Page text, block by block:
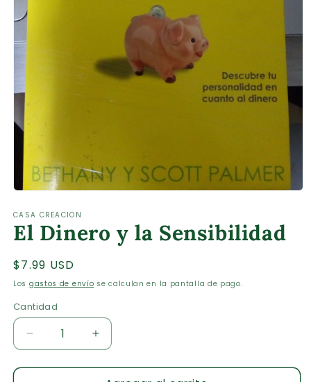
multimedia
1
en
modal
CASA CREACION
El Dinero y la Sensibilidad
Precio
habitual
$7.99 USD
Los gastos de envío se calculan en la pantalla de pago.
Cantidad
Cantidad
Reducir
cantidad
para
Aumentar
cantidad
para